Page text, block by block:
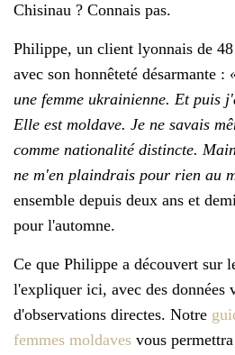
Chisinau ? Connais pas.
Philippe, un client lyonnais de
avec son honnêteté désarmante :
une femme ukrainienne. Et puis
Elle est moldave. Je ne savais
comme nationalité distincte.
ne m'en plaindrais pour rien au
ensemble depuis deux ans et
pour l'automne.
Ce que Philippe a découvert sur
l'expliquer ici, avec des données
d'observations directes. Notre
femmes moldaves vous